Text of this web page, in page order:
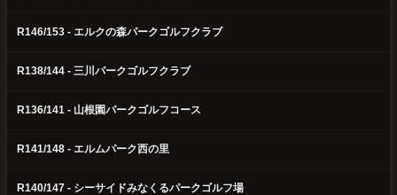
R146/153 - エルクの森パークゴルフクラブ
R138/144 - 三川パークゴルフクラブ
R136/141 - 山根園パークゴルフコース
R141/148 - エルムパーク西の里
R140/147 - シーサイドみなくるパークゴルフ場